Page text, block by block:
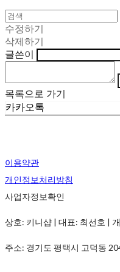
수정하기
삭제하기
글쓴이
목록으로 가기
카카오톡
이용약관
개인정보처리방침
사업자정보확인
상호: 키니샵 | 대표: 최선호 |
주소: 경기도 평택시 고덕동